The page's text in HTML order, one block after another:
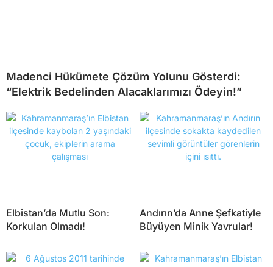
Madenci Hükümete Çözüm Yolunu Gösterdi:
“Elektrik Bedelinden Alacaklarımızı Ödeyin!”
Elbistan’da Mutlu Son:
Korkulan Olmadı!
Andırın’da Anne Şefkatiyle
Büyüyen Minik Yavrular!